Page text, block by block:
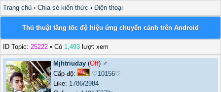
Trang chủ › Chia sẻ kiến thức › Điện thoại
Thủ thuật tăng tốc độ hiệu ứng chuyển cảnh trên Android
ID Topic: 25222 • Có 1,493 lượt xem
Mjhtriuday (Off) ♂️
Cấp độ:
♡10156♡
Like: 1786/2984